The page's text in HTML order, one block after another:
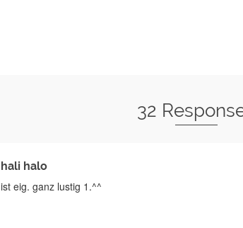
32
hali halo
ist eig. ganz lustig 1.^^